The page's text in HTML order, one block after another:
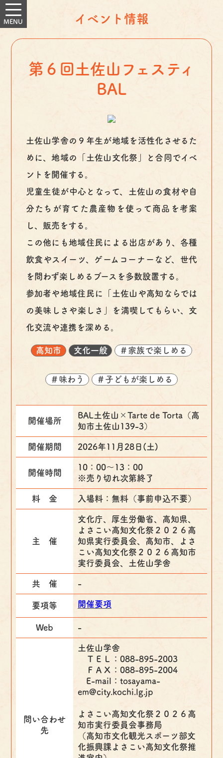
イベント情報
第６回土佐山フェスティ
BAL
土佐山学舎の９年生が地域を活性化させるた
めに、地域の「土佐山文化祭」と合同でイベ
ントを開催する。
児童生徒が中心となって、土佐山の食材や自
分たちが育てた農産物を使って商品を考案
し、販売をする。
この他にも地域住民による出店があり、各種
飲食やスイーツ、ゲームコーナーなど、世代
を問わず楽しめるブースを多数設置する。
参加者や地域住民に「土佐山や高知ならでは
の美味しさや楽しさ」を満喫してもらい、文
化交流や連携を深める。
高知市 文化一般 ＃家族で楽しめる
＃味わう ＃子どもが楽しめる
開催場所
BAL土佐山×Tarte de Torta（高
知市土佐山139-3）
開催期間 2026年11月28日(土)
開催時間
10：00～13：00
※売り切れ次第終了
料 金 入場料：無料（事前申込不要）
主 催
文化庁、厚生労働省、高知県、
よさこい高知文化祭２０２６高
知県実行委員会、高知市、よさ
こい高知文化祭２０２６高知市
実行委員会、土佐山学舎
共 催 -
要項等 開催要項
Web -
問い合わせ
先
土佐山学舎
ＴＥＬ：088-895-2003
ＦＡＸ：088-895-2004
E-mail：tosayama-
em@city.kochi.lg.jp
よさこい高知文化祭２０２６高
知市実行委員会事務局
（高知市文化観光スポーツ部文
化振興課よさこい高知文化祭推